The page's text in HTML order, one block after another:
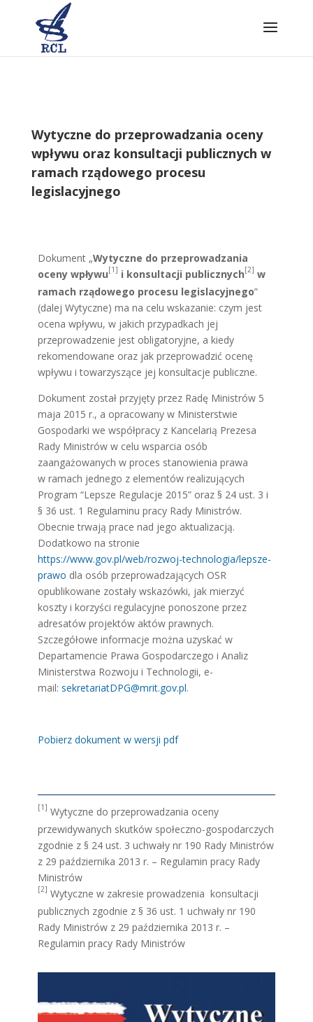
content
Wytyczne do przeprowadzania oceny
wpływu oraz konsultacji publicznych w
ramach rządowego procesu
legislacyjnego
Dokument „Wytyczne do przeprowadzania
oceny wpływu[1] i konsultacji publicznych[2] w
ramach rządowego procesu legislacyjnego”
(dalej Wytyczne) ma na celu wskazanie: czym jest
ocena wpływu, w jakich przypadkach jej
przeprowadzenie jest obligatoryjne, a kiedy
rekomendowane oraz jak przeprowadzić ocenę
wpływu i towarzyszące jej konsultacje publiczne.
Dokument został przyjęty przez Radę Ministrów 5
maja 2015 r., a opracowany w Ministerstwie
Gospodarki we współpracy z Kancelarią Prezesa
Rady Ministrów w celu wsparcia osób
zaangażowanych w proces stanowienia prawa
w ramach jednego z elementów realizujących
Program “Lepsze Regulacje 2015” oraz § 24 ust. 3 i
§ 36 ust. 1 Regulaminu pracy Rady Ministrów.
Obecnie trwają prace nad jego aktualizacją.
Dodatkowo na stronie
https://www.gov.pl/web/rozwoj-technologia/lepsze-
prawo dla osób przeprowadzających OSR
opublikowane zostały wskazówki, jak mierzyć
koszty i korzyści regulacyjne ponoszone przez
adresatów projektów aktów prawnych.
Szczegółowe informacje można uzyskać w
Departamencie Prawa Gospodarczego i Analiz
Ministerstwa Rozwoju i Technologii, e-
mail: sekretariatDPG@mrit.gov.pl.
Pobierz dokument w wersji pdf
[1] Wytyczne do przeprowadzania oceny
przewidywanych skutków społeczno-gospodarczych
zgodnie z § 24 ust. 3 uchwały nr 190 Rady Ministrów
z 29 października 2013 r. – Regulamin pracy Rady
Ministrów
[2] Wytyczne w zakresie prowadzenia konsultacji
publicznych zgodnie z § 36 ust. 1 uchwały nr 190
Rady Ministrów z 29 października 2013 r. –
Regulamin pracy Rady Ministrów